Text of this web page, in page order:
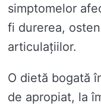
simptomelor
fi durerea,
articulațiilor.
O dietă bogată
de apropiat, la